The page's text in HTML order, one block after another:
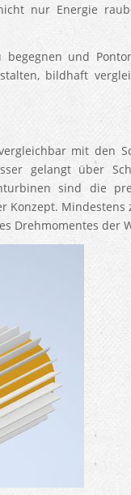
nur Energie
und
bildhaft
mit den
gelangt über
sind die
Konzept. Mindestens
Drehmomentes der